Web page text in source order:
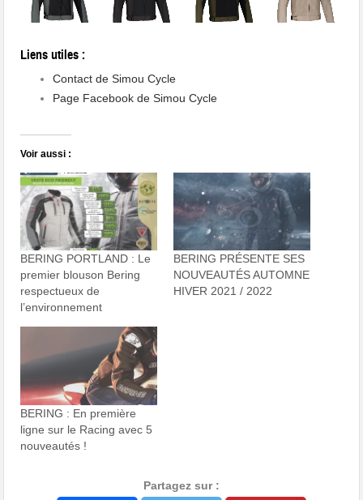
Liens utiles :
Contact de Simou Cycle
Page Facebook de Simou Cycle
Voir aussi :
BERING PORTLAND : Le
premier blouson Bering
respectueux de
l’environnement
BERING PRÉSENTE SES
NOUVEAUTÉS AUTOMNE
HIVER 2021 / 2022
BERING : En première
ligne sur le Racing avec 5
nouveautés !
Partagez sur :